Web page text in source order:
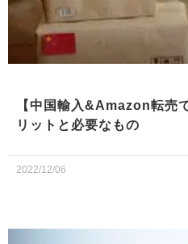
【中国輸入&Amazon転売
リットと必要なもの
2022/12/06